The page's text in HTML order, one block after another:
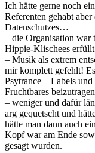
Ich hätte gerne noch
Referenten gehabt
Datenschutzes…
– die Organisation war
Hippie-Klischees
– Musik als extrem
mir komplett gefehlt!
Psytrance – Labels
Fruchtbares
– weniger und dafür
arg gequetscht und
hätte man dann auch
Kopf war am Ende
gesagt wurden.